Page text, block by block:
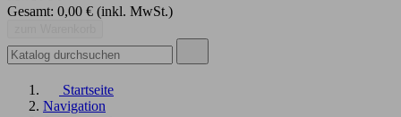
Gesamt: 0,00 € (inkl. MwSt.)
Startseite
Navigation